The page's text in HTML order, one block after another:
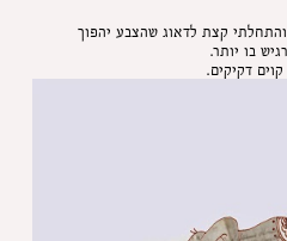
קצת לדאוג שהצבע יהפוך
בו יותר.
דקיקים.